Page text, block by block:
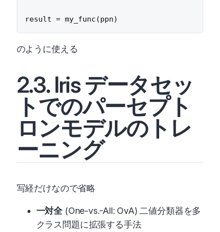
のように使える
2.3. Iris データセッ
トでのパーセプト
ロンモデルのトレ
ーニング
写経だけなので省略
一対全(One-vs.-All: OvA) 二値分類器を多
クラス問題に拡張する手法